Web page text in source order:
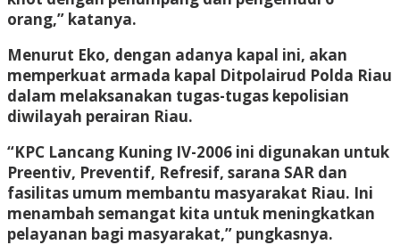
orang,” katanya.
Menurut Eko, dengan adanya kapal ini, akan
memperkuat armada kapal Ditpolairud Polda Riau
dalam melaksanakan tugas-tugas kepolisian
diwilayah perairan Riau.
“KPC Lancang Kuning IV-2006 ini digunakan untuk
Preentiv, Preventif, Refresif, sarana SAR dan
fasilitas umum membantu masyarakat Riau. Ini
menambah semangat kita untuk meningkatkan
pelayanan bagi masyarakat,” pungkasnya.